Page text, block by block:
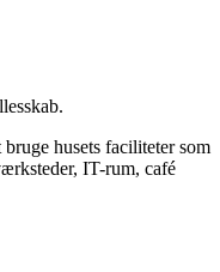
husets faciliteter som
IT-rum, café